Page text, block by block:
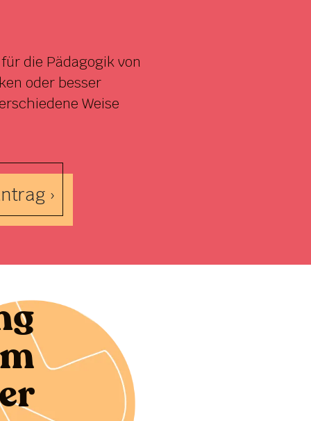
die Pädagogik von
oder besser
Weise
›